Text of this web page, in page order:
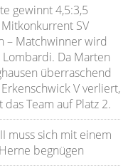
gewinnt 4,5:3,5
SV
– Matchwinner wird
Da Marten
überraschend
V verliert,
das Team auf Platz 2.
muss sich mit einem
begnügen